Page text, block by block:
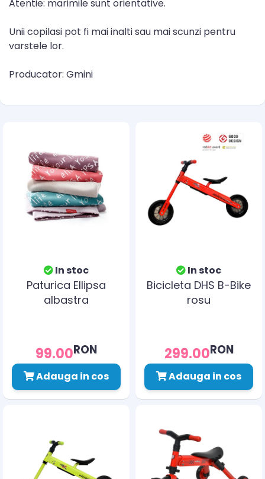
Atentie: marimile sunt orientative.
Unii copilasi pot fi mai inalti sau mai scunzi pentru
varstele lor.
Producator: Gmini
In stoc
Paturica Ellipsa
albastra
99.00RON
Adauga in cos
In stoc
Bicicleta DHS B-Bike
rosu
299.00RON
Adauga in cos